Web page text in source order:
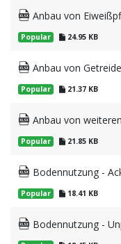
Anbau von
Popular 24.95 KB
Anbau von Getreide
Popular 21.37 KB
Anbau von
Popular 21.85 KB
Bodennutzung -
Popular 18.41 KB
Bodennutzung -